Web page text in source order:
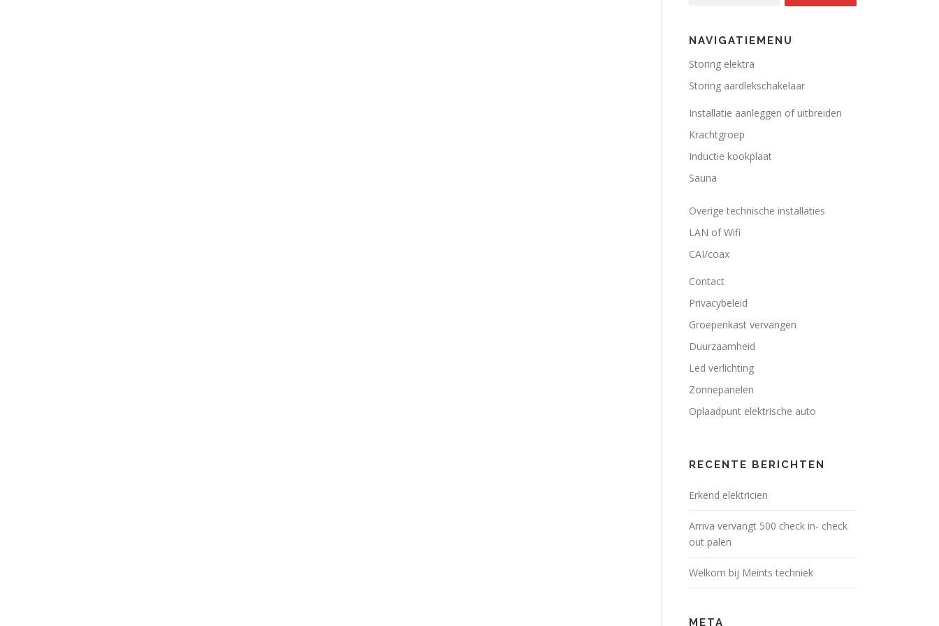
NAVIGATIEMENU
Storing elektra
Storing aardlekschakelaar
Installatie aanleggen of uitbreiden
Krachtgroep
Inductie kookplaat
Sauna
Overige technische installaties
LAN of Wifi
CAI/coax
Contact
Privacybeleid
Groepenkast vervangen
Duurzaamheid
Led verlichting
Zonnepanelen
Oplaadpunt elektrische auto
RECENTE BERICHTEN
Erkend elektricien
Arriva vervangt 500 check in- check
out palen
Welkom bij Meints techniek
META